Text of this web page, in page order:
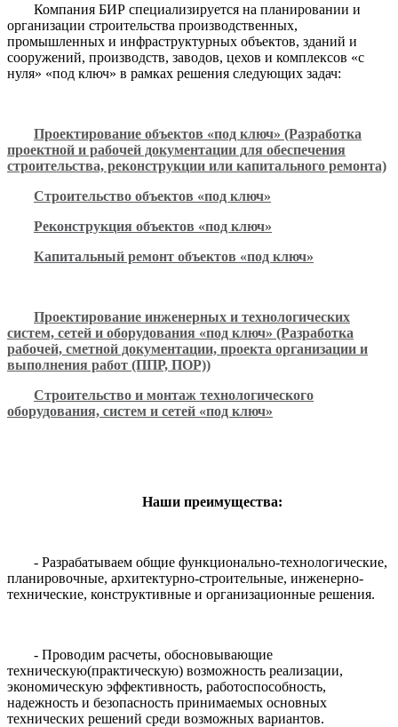
Компания БИР специализируется на планировании и
организации строительства производственных,
промышленных и инфраструктурных объектов, зданий и
сооружений, производств, заводов, цехов и комплексов «с
нуля» «под ключ» в рамках решения следующих задач:
Проектирование объектов «под ключ» (Разработка
проектной и рабочей документации для обеспечения
строительства, реконструкции или капитального ремонта)
Строительство объектов «под ключ»
Реконструкция объектов «под ключ»
Капитальный ремонт объектов «под ключ»
Проектирование инженерных и технологических
систем, сетей и оборудования «под ключ» (Разработка
рабочей, сметной документации, проекта организации и
выполнения работ (ППР, ПОР))
Строительство и монтаж технологического
оборудования, систем и сетей «под ключ»
Наши преимущества:
- Разрабатываем общие функционально-технологические,
планировочные, архитектурно-строительные, инженерно-
технические, конструктивные и организационные решения.
- Проводим расчеты, обосновывающие
техническую(практическую) возможность реализации,
экономическую эффективность, работоспособность,
надежность и безопасность принимаемых основных
технических решений среди возможных вариантов.